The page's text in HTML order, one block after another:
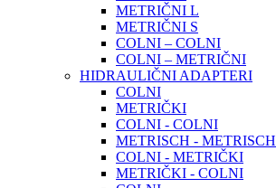
METRIČNI L
METRIČNI S
COLNI – COLNI
COLNI – METRIČNI
HIDRAULIČNI ADAPTERI
COLNI
METRIČKI
COLNI - COLNI
METRISCH - METRISCH
COLNI - METRIČKI
METRIČKI - COLNI